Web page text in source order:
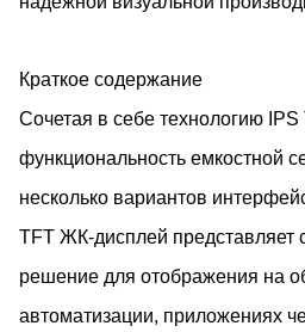
Краткое содержание
Сочетая в себе технологию IPS
функциональность емкостной
несколько вариантов
TFT ЖК-дисплей представляет
решение для отображения на
автоматизации, приложениях